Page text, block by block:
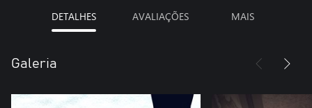
DETALHES AVALIAÇÕES MAIS
Galeria